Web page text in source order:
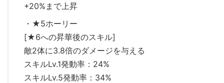
+20%まで上昇
・★5ホーリー
[★6への昇華後のスキル]
敵2体に3.8倍のダメージを与える
スキルLv.1発動率：24%
スキルLv.5発動率：34%